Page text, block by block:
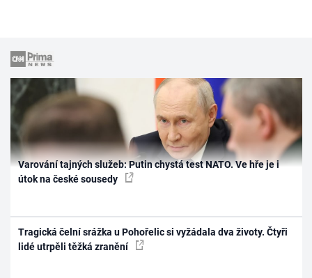
Varování tajných služeb: Putin chystá test NATO. Ve hře je i
útok na české sousedy
Tragická čelní srážka u Pohořelic si vyžádala dva životy. Čtyři
lidé utrpěli těžká zranění